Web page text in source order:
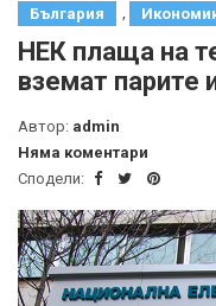
България ,
НЕК плаща на
вземат парите
Автор: admin
Няма коментари
Сподели: